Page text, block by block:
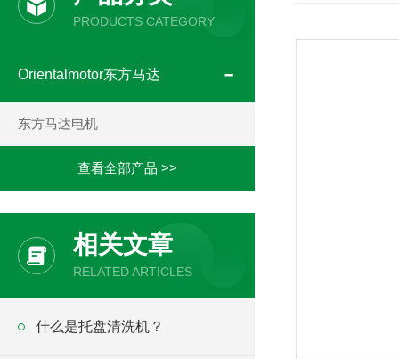
PRODUCTS CATEGORY
Orientalmotor东方马达
东方马达电机
查看全部产品 >>
相关文章
RELATED ARTICLES
什么是托盘清洗机？